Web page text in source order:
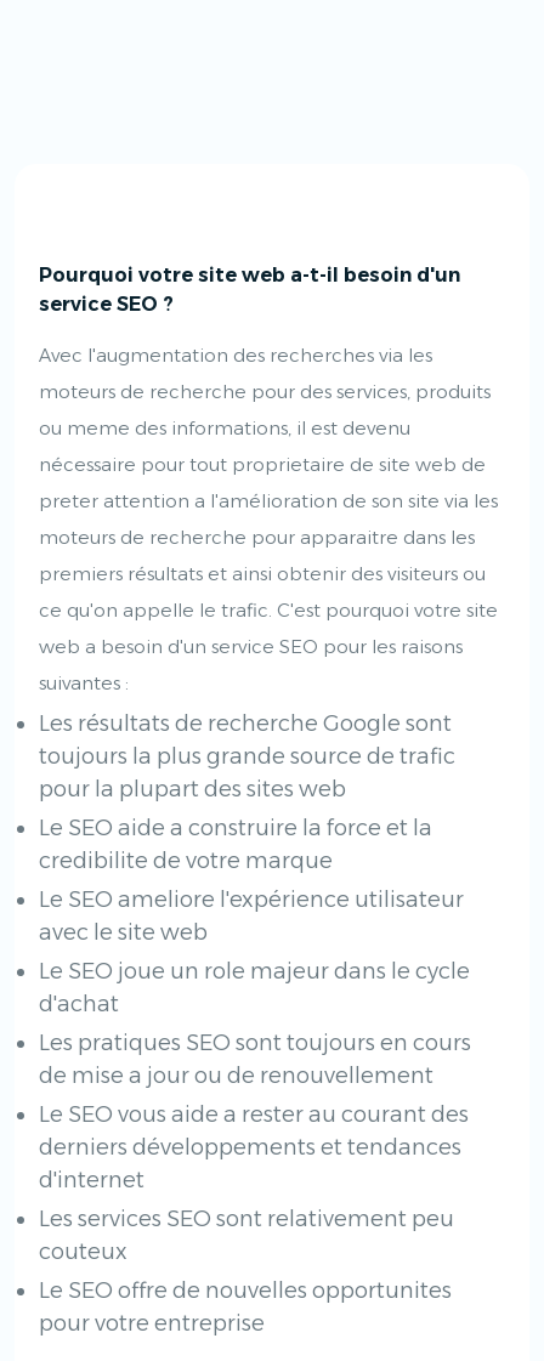
Pourquoi votre site web a-t-il besoin d'un
service SEO ?
Avec l'augmentation des recherches via les
moteurs de recherche pour des services, produits
ou meme des informations, il est devenu
nécessaire pour tout proprietaire de site web de
preter attention a l'amélioration de son site via les
moteurs de recherche pour apparaitre dans les
premiers résultats et ainsi obtenir des visiteurs ou
ce qu'on appelle le trafic. C'est pourquoi votre site
web a besoin d'un service SEO pour les raisons
suivantes :
Les résultats de recherche Google sont
toujours la plus grande source de trafic
pour la plupart des sites web
Le SEO aide a construire la force et la
credibilite de votre marque
Le SEO ameliore l'expérience utilisateur
avec le site web
Le SEO joue un role majeur dans le cycle
d'achat
Les pratiques SEO sont toujours en cours
de mise a jour ou de renouvellement
Le SEO vous aide a rester au courant des
derniers développements et tendances
d'internet
Les services SEO sont relativement peu
couteux
Le SEO offre de nouvelles opportunites
pour votre entreprise